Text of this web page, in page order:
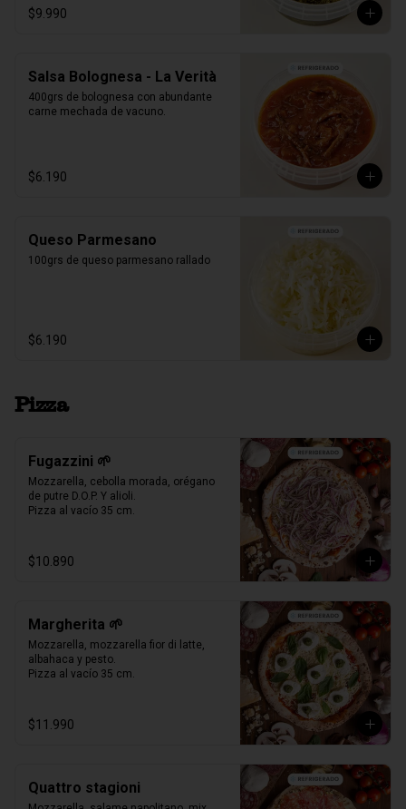
$9.990
Salsa Bolognesa - La Verità
400grs de bolognesa con abundante
carne mechada de vacuno.
$6.190
Queso Parmesano
100grs de queso parmesano rallado
$6.190
Pizza
Fugazzini 🌱
Mozzarella, cebolla morada, orégano
de putre D.O.P. Y alioli.
Pizza al vacío 35 cm.
$10.890
Margherita 🌱
Mozzarella, mozzarella fior di latte,
albahaca y pesto.
Pizza al vacío 35 cm.
$11.990
Quattro stagioni